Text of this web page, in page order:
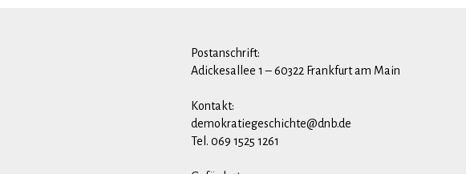
Postanschrift:
Adickesallee 1 – 60322 Frankfurt am Main
Kontakt:
demokratiegeschichte@dnb.de
Tel. 069 1525 1261